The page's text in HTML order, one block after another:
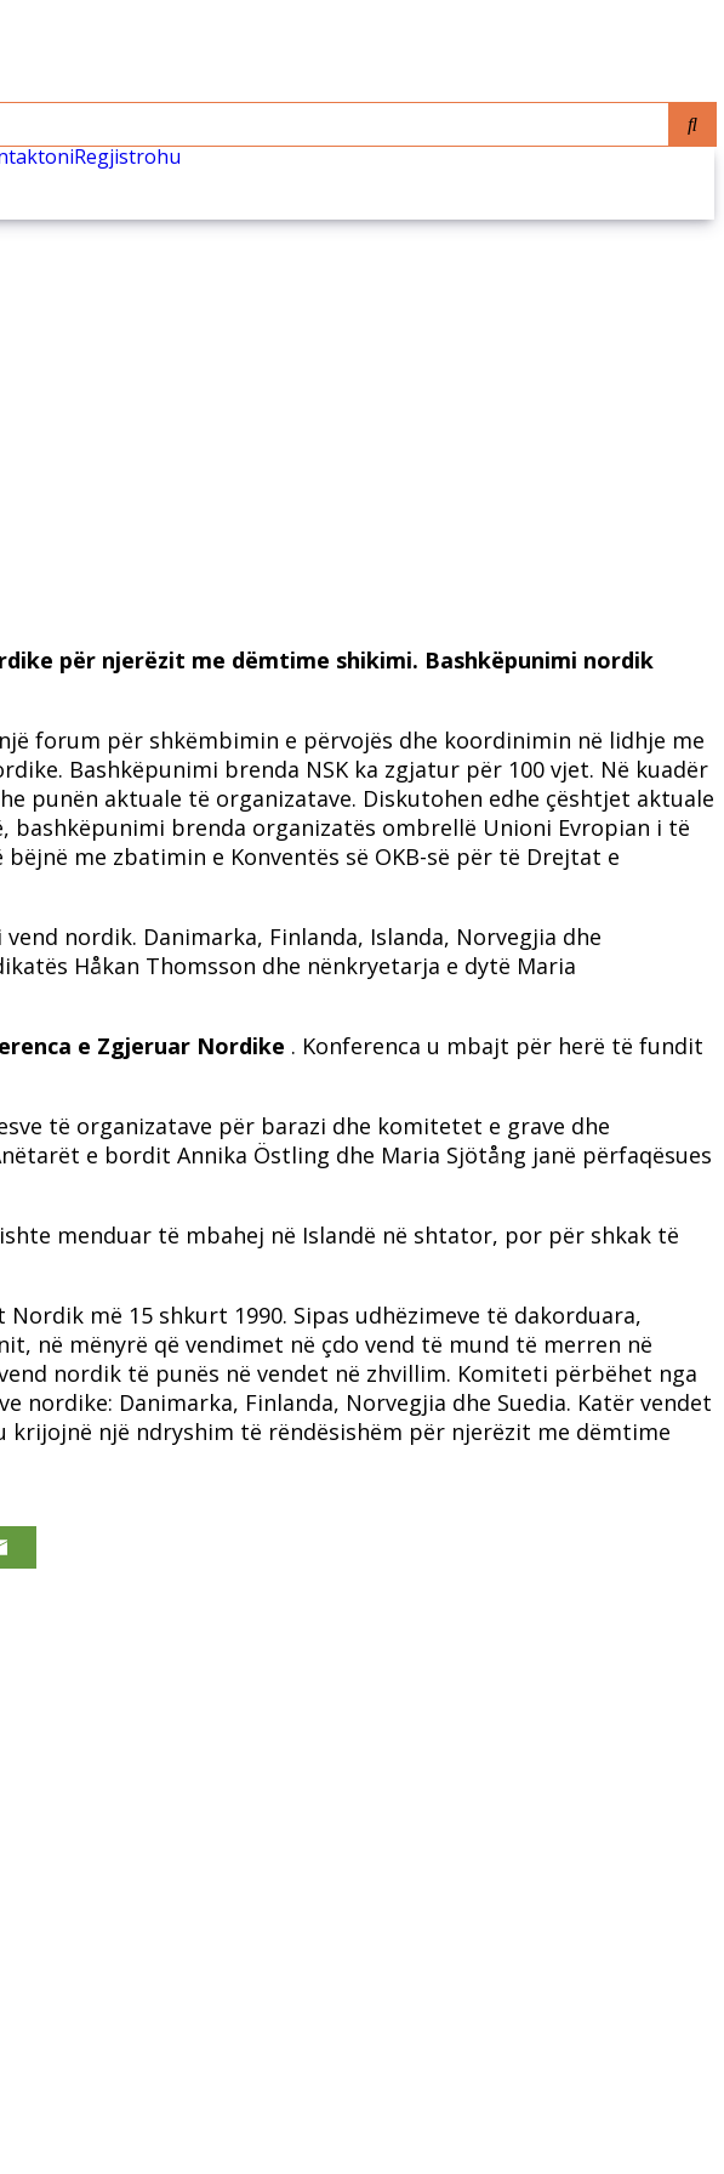
Regjistrohu
për njerëzit me dëmtime shikimi. Bashkëpunimi nordik
forum për shkëmbimin e përvojës dhe koordinimin në lidhje me
Bashkëpunimi brenda NSK ka zgjatur për 100 vjet. Në kuadër
punën aktuale të organizatave. Diskutohen edhe çështjet aktuale
brenda organizatës ombrellë Unioni Evropian i të
me zbatimin e Konventës së OKB-së për të Drejtat e
nordik. Danimarka, Finlanda, Islanda, Norvegjia dhe
Håkan Thomsson dhe nënkryetarja e dytë Maria
e Zgjeruar Nordike . Konferenca u mbajt për herë të fundit
të organizatave për barazi dhe komitetet e grave dhe
e bordit Annika Östling dhe Maria Sjötång janë përfaqësues
menduar të mbahej në Islandë në shtator, por për shkak të
më 15 shkurt 1990. Sipas udhëzimeve të dakorduara,
në mënyrë që vendimet në çdo vend të mund të merren në
nordik të punës në vendet në zhvillim. Komiteti përbëhet nga
nordike: Danimarka, Finlanda, Norvegjia dhe Suedia. Katër vendet
një ndryshim të rëndësishëm për njerëzit me dëmtime